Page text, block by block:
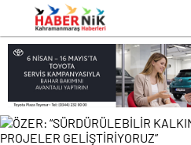
romabet
romabet
romabet
deneme
bonusu
veren
siteler
GELİŞTİRİYORUZ”